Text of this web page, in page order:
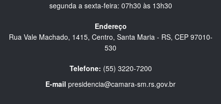
segunda a sexta-feira: 07h30 às 13h30
Endereço
Rua Vale Machado, 1415, Centro, Santa Maria - RS, CEP 97010-
530
Telefone: (55) 3220-7200
E-mail presidencia@camara-sm.rs.gov.br